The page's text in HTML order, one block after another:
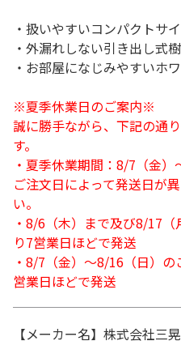
・扱いやすいコンパクトサ
・外漏れしない引き出し式
・お部屋になじみやすいホ
※夏季休業日のご案内※
誠に勝手ながら、下記の通
す。
・夏季休業期間：8/7（金）
ご注文日によって発送日が
い。
・8/6（木）まで及び8/17
り7営業日ほどで発送
・8/7（金）～8/16（日）
営業日ほどで発送
【メーカー名】株式会社三